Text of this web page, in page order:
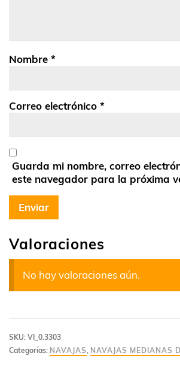
Valoraciones
No hay valoraciones aún.
Nombre *
Correo electrónico *
Guarda mi nombre, correo
este navegador para la próxima
SKU: VI_0.3303
Categorías: NAVAJAS , NAVAJAS MEDIANAS